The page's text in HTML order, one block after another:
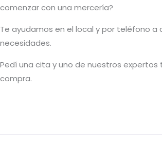
comenzar con una mercería?
Te ayudamos en el local y por teléfono
necesidades.
Pedí una cita y uno de nuestros
compra.